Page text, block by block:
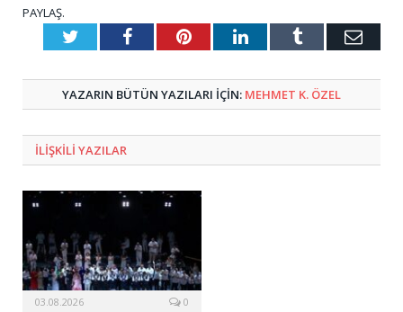
PAYLAŞ.
TwitterFacebookPinterestLinkedInTumblr E-
YAZARIN BÜTÜN YAZILARI IÇIN: MEHMET K. ÖZEL
ILIŞKILI YAZILAR
03.08.2026 0